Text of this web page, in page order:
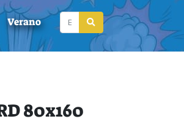
Verano
80x160